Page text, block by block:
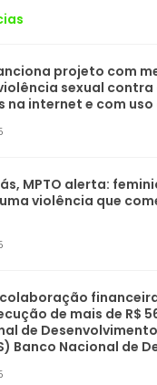
projeto com
sexual contra
na internet e com uso
MPTO alerta:
violência que
financeira
de mais de R$
de
Banco Nacional de